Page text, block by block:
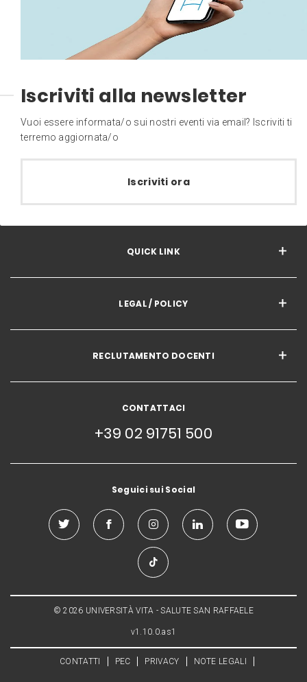
Iscriviti alla newsletter
Vuoi essere informata/o sui nostri eventi via email? Iscriviti ti
terremo aggiornata/o
Iscriviti ora
QUICK LINK
LEGAL / POLICY
RECLUTAMENTO DOCENTI
CONTATTACI
+39 02 91751 500
Seguici sui Social
© 2026 UNIVERSITÀ VITA - SALUTE SAN RAFFAELE
v1.10.0.as1
CONTATTI PEC PRIVACY NOTE LEGALI